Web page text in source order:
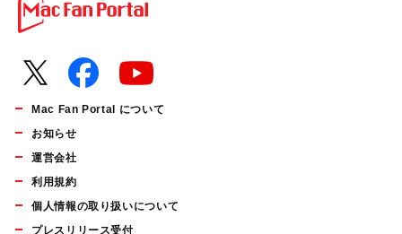
Mac Fan Portal について
お知らせ
運営会社
利用規約
個人情報の取り扱いについて
プレスリリース受付